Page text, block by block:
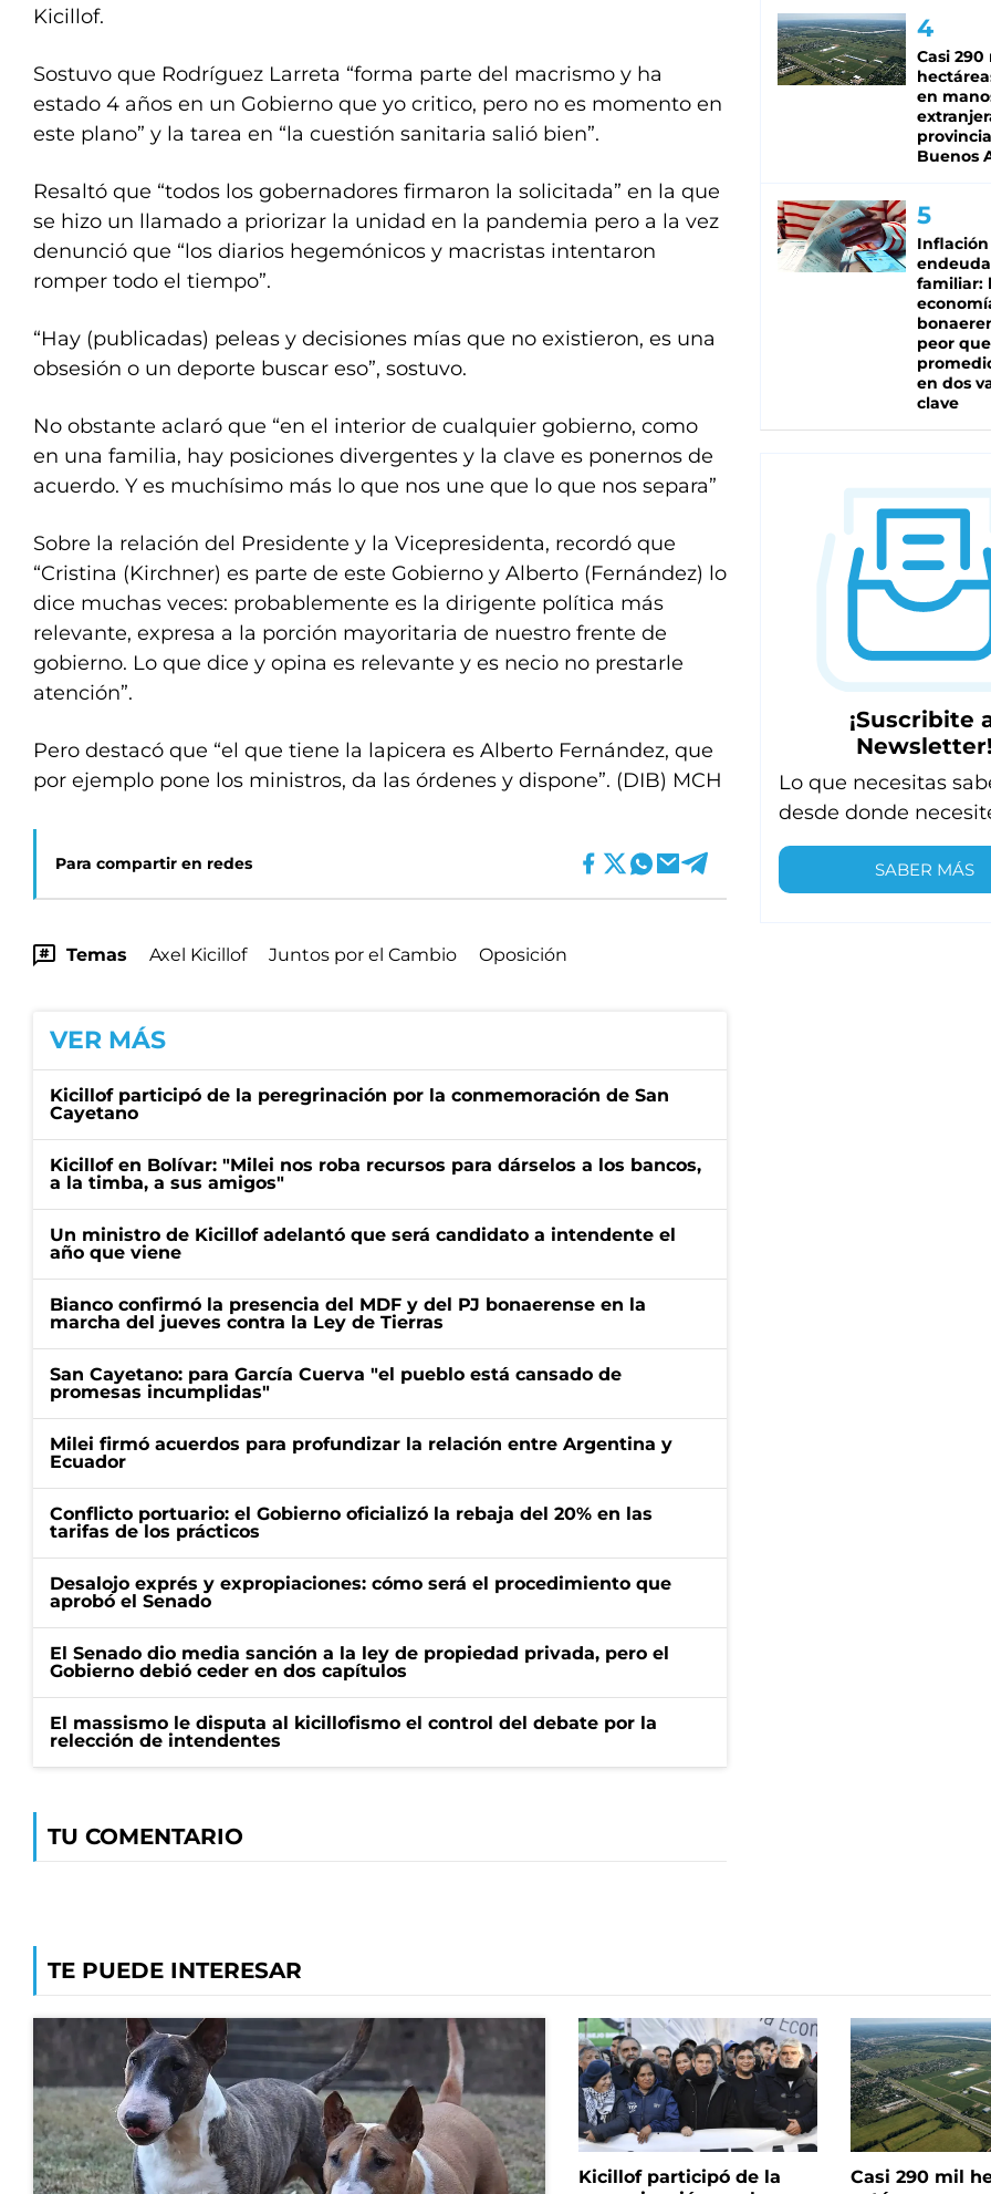
Kicillof.
Sostuvo que Rodríguez Larreta “forma parte del macrismo y ha
estado 4 años en un Gobierno que yo critico, pero no es momento en
este plano” y la tarea en “la cuestión sanitaria salió bien”.
Resaltó que “todos los gobernadores firmaron la solicitada” en la que
se hizo un llamado a priorizar la unidad en la pandemia pero a la vez
denunció que “los diarios hegemónicos y macristas intentaron
romper todo el tiempo”.
“Hay (publicadas) peleas y decisiones mías que no existieron, es una
obsesión o un deporte buscar eso”, sostuvo.
No obstante aclaró que “en el interior de cualquier gobierno, como
en una familia, hay posiciones divergentes y la clave es ponernos de
acuerdo. Y es muchísimo más lo que nos une que lo que nos separa”
Sobre la relación del Presidente y la Vicepresidenta, recordó que
“Cristina (Kirchner) es parte de este Gobierno y Alberto (Fernández) lo
dice muchas veces: probablemente es la dirigente política más
relevante, expresa a la porción mayoritaria de nuestro frente de
gobierno. Lo que dice y opina es relevante y es necio no prestarle
atención”.
Pero destacó que “el que tiene la lapicera es Alberto Fernández, que
por ejemplo pone los ministros, da las órdenes y dispone”. (DIB) MCH
Para compartir en redes
Temas Axel Kicillof Juntos por el Cambio Oposición
VER MÁS
Kicillof participó de la peregrinación por la conmemoración de San
Cayetano
Kicillof en Bolívar: "Milei nos roba recursos para dárselos a los bancos,
a la timba, a sus amigos"
Un ministro de Kicillof adelantó que será candidato a intendente el
año que viene
Bianco confirmó la presencia del MDF y del PJ bonaerense en la
marcha del jueves contra la Ley de Tierras
San Cayetano: para García Cuerva "el pueblo está cansado de
promesas incumplidas"
Milei firmó acuerdos para profundizar la relación entre Argentina y
Ecuador
Conflicto portuario: el Gobierno oficializó la rebaja del 20% en las
tarifas de los prácticos
Desalojo exprés y expropiaciones: cómo será el procedimiento que
aprobó el Senado
El Senado dio media sanción a la ley de propiedad privada, pero el
Gobierno debió ceder en dos capítulos
El massismo le disputa al kicillofismo el control del debate por la
relección de intendentes
TU COMENTARIO
Casi 290
en
Buenos
Inflación
familiar:
peor
en dos
clave
¡Suscribite
Newsletter!
Lo que necesitas
desde donde
SABER MÁS
TE PUEDE INTERESAR
Kicillof participó de la
Casi 290 mil